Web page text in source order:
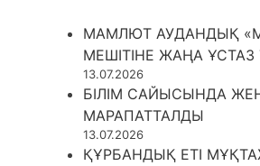
МАМЛЮТ АУДАНДЫҚ
МЕШІТІНЕ ЖАҢА
13.07.2026
БІЛІМ САЙЫСЫНДА
МАРАПАТТАЛДЫ
13.07.2026
ҚҰРБАНДЫҚ ЕТІ